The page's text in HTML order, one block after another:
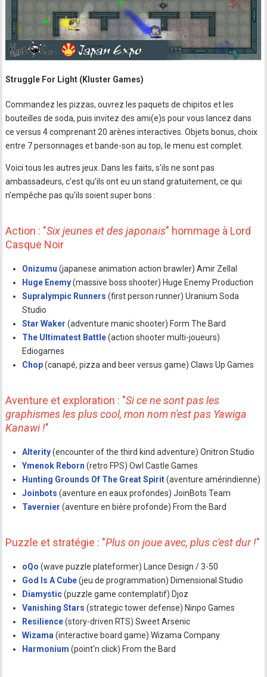
Struggle For Light (Kluster Games)
Commandez les pizzas, ouvrez les paquets de chipitos et les
bouteilles de soda, puis invitez des ami(e)s pour vous lancez dans
ce versus 4 comprenant 20 arènes interactives. Objets bonus, choix
entre 7 personnages et bande-son au top, le menu est complet.
Voici tous les autres jeux. Dans les faits, s'ils ne sont pas
ambassadeurs, c'est qu'ils ont eu un stand gratuitement, ce qui
n'empêche pas qu'ils soient super bons :
Action : "Six jeunes et des japonais" hommage à Lord
Casque Noir
Onizumu (japanese animation action brawler) Amir Zellal
Huge Enemy(massive boss shooter) Huge Enemy Production
Supralympic Runners (first person runner) Uranium Soda
Studio
Star Waker (adventure manic shooter) Form The Bard
The Ultimatest Battle(action shooter multi-joueurs)
Ediogames
Chop(canapé, pizza and beer versus game) Claws Up Games
Aventure et exploration : "Si ce ne sont pas les
graphismes les plus cool, mon nom n'est pas Yawiga
Kanawi !"
Alterity(encounter of the third kind adventure) Onitron Studio
Ymenok Reborn (retro FPS) Owl Castle Games
Hunting Grounds Of The Great Spirit(aventure amérindienne)
Joinbots (aventure en eaux profondes) JoinBots Team
Tavernier (aventure en bière profonde) From the Bard
Puzzle et stratégie : "Plus on joue avec, plus c'est dur !"
oQo (wave puzzle plateformer) Lance Design / 3-50
God Is A Cube(jeu de programmation) Dimensional Studio
Diamystic(puzzle game contemplatif) Djoz
Vanishing Stars (strategic tower defense) Ninpo Games
Resilience(story-driven RTS) Sweet Arsenic
Wizama (interactive board game) Wizama Company
Harmonium (point'n click) From the Bard